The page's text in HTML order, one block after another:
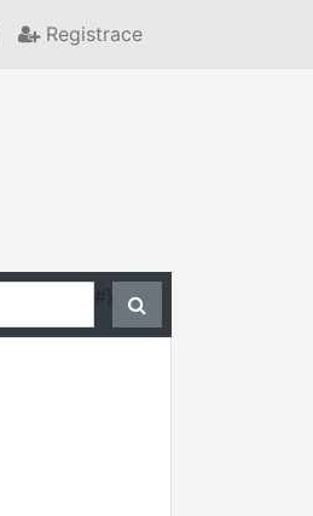
Registrace
#}